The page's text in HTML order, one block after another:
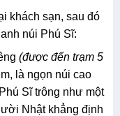
khách sạn, sau đó
núi Phú Sĩ:
(được đến trạm 5
là ngọn núi cao
Sĩ trông như một
Nhật khẳng định